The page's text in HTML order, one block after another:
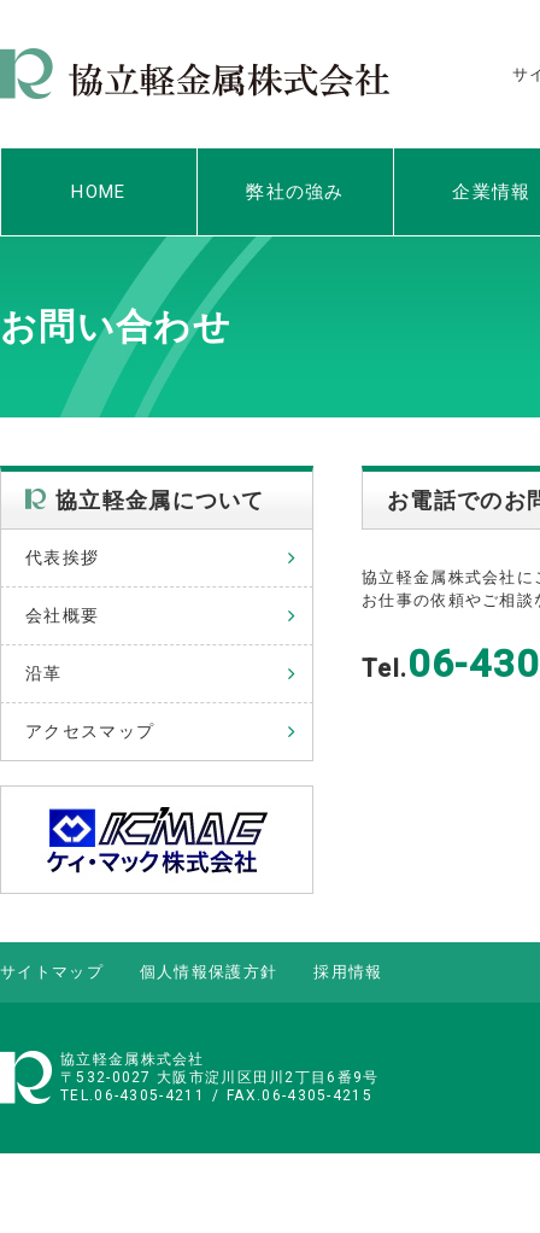
サ
HOME 弊社の強み 企業情報
お問い合わせ
お電話でのお
協立軽金属株式会社
お仕事の依頼やご相
Tel.06-
協立軽金属について
代表挨拶
会社概要
沿革
アクセスマップ
サイトマップ 個人情報保護方針 採用情報
協立軽金属株式会社
〒532-0027 大阪市淀川区田川2丁目6番9号
TEL.06-4305-4211
FAX.06-4305-4215